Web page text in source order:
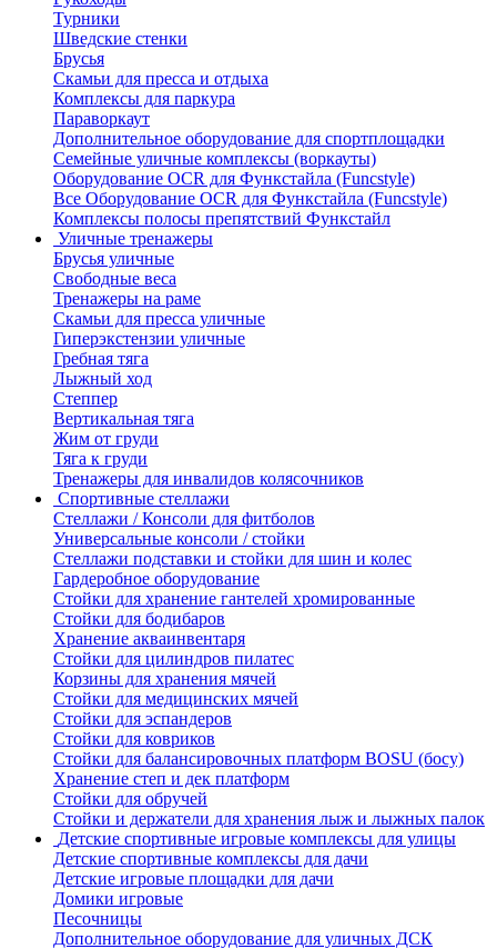
Турники
Шведские стенки
Брусья
Скамьи для пресса и отдыха
Комплексы для паркура
Параворкаут
Дополнительное оборудование для спортплощадки
Семейные уличные комплексы (воркауты)
Оборудование OCR для Функстайла (Funcstyle)
Все Оборудование OCR для Функстайла (Funcstyle)
Комплексы полосы препятствий Функстайл
Уличные тренажеры
Брусья уличные
Свободные веса
Тренажеры на раме
Скамьи для пресса уличные
Гиперэкстензии уличные
Гребная тяга
Лыжный ход
Степпер
Вертикальная тяга
Жим от груди
Тяга к груди
Тренажеры для инвалидов колясочников
Спортивные стеллажи
Стеллажи / Консоли для фитболов
Универсальные консоли / стойки
Стеллажи подставки и стойки для шин и колес
Гардеробное оборудование
Стойки для хранение гантелей хромированные
Стойки для бодибаров
Хранение акваинвентаря
Стойки для цилиндров пилатес
Корзины для хранения мячей
Стойки для медицинских мячей
Стойки для эспандеров
Стойки для ковриков
Стойки для балансировочных платформ BOSU (босу)
Хранение степ и дек платформ
Стойки для обручей
Стойки и держатели для хранения лыж и лыжных палок
Детские спортивные игровые комплексы для улицы
Детские спортивные комплексы для дачи
Детские игровые площадки для дачи
Домики игровые
Песочницы
Дополнительное оборудование для уличных ДСК